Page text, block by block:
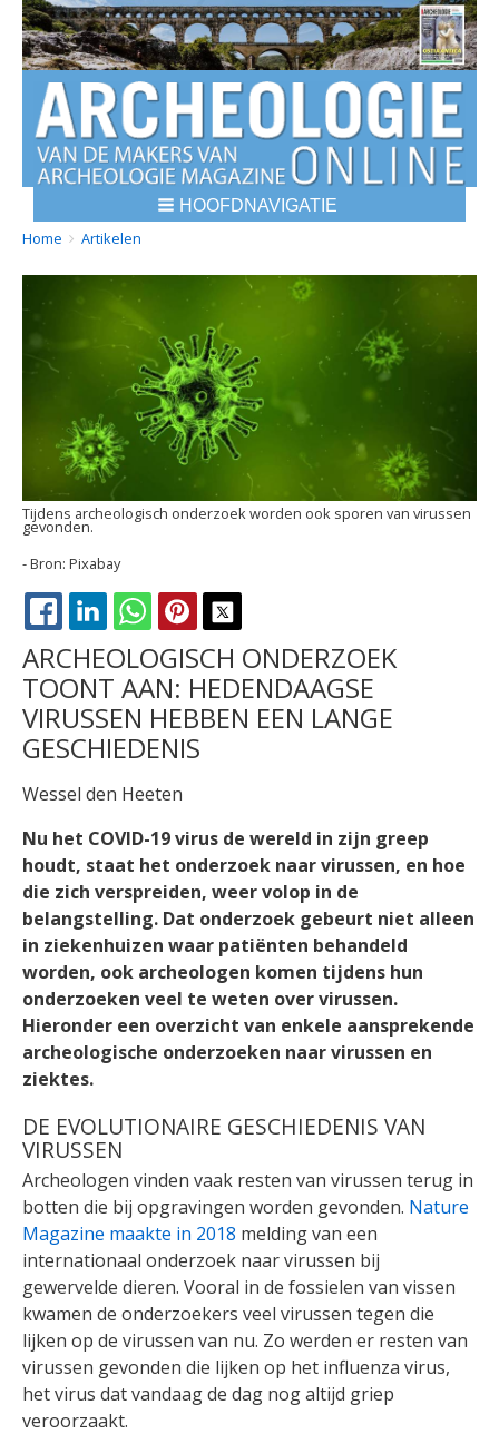
HOOFDNAVIGATIE
BREADCRUMBS
YOU
Home Artikelen
Tijdens archeologisch onderzoek worden ook sporen van virussen
gevonden.
Pixabay
FACEBOOK
LINKEDINWHATSAPPPINTEREST
ARCHEOLOGISCH ONDERZOEK
TOONT AAN: HEDENDAAGSE
VIRUSSEN HEBBEN EEN LANGE
GESCHIEDENIS
Wessel den Heeten
Nu het COVID-19 virus de wereld in zijn greep
houdt, staat het onderzoek naar virussen, en hoe
die zich verspreiden, weer volop in de
belangstelling. Dat onderzoek gebeurt niet alleen
in ziekenhuizen waar patiënten behandeld
worden, ook archeologen komen tijdens hun
onderzoeken veel te weten over virussen.
Hieronder een overzicht van enkele aansprekende
archeologische onderzoeken naar virussen en
ziektes.
DE EVOLUTIONAIRE GESCHIEDENIS VAN
VIRUSSEN
Archeologen vinden vaak resten van virussen terug in
botten die bij opgravingen worden gevonden. Nature
Magazine maakte in 2018 melding van een
internationaal onderzoek naar virussen bij
gewervelde dieren. Vooral in de fossielen van vissen
kwamen de onderzoekers veel virussen tegen die
lijken op de virussen van nu. Zo werden er resten van
virussen gevonden die lijken op het influenza virus,
het virus dat vandaag de dag nog altijd griep
veroorzaakt.